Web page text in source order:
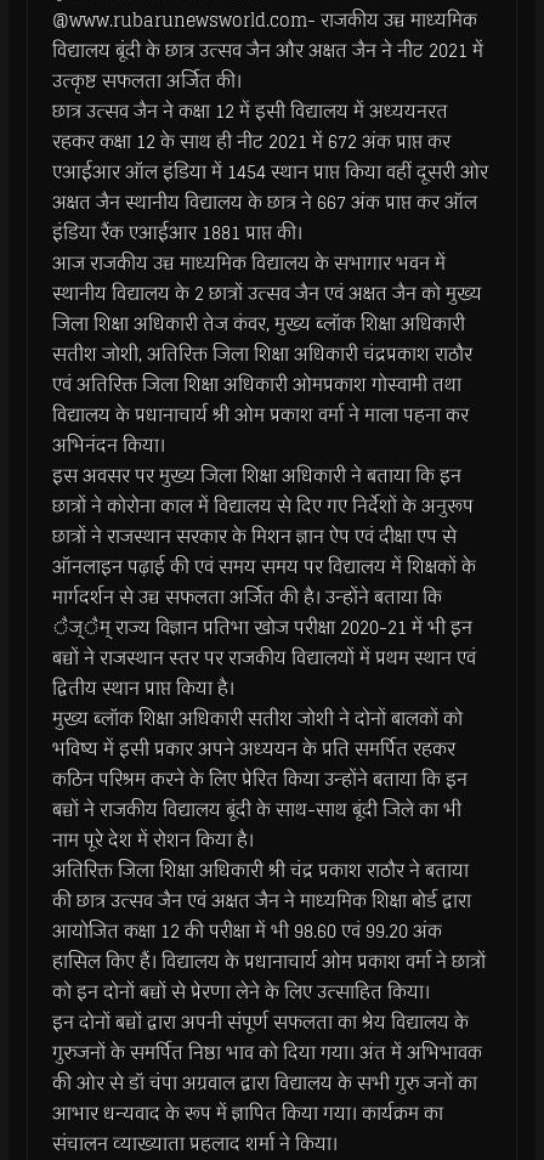
@www.rubarunewsworld.com- राजकीय उच्च माध्यमिक
विद्यालय बूंदी के छात्र उत्सव जैन और अक्षत जैन ने नीट 2021 में
उत्कृष्ट सफलता अर्जित की।
छात्र उत्सव जैन ने कक्षा 12 में इसी विद्यालय में अध्ययनरत
रहकर कक्षा 12 के साथ ही नीट 2021 में 672 अंक प्राप्त कर
एआईआर ऑल इंडिया में 1454 स्थान प्राप्त किया वहीं दूसरी ओर
अक्षत जैन स्थानीय विद्यालय के छात्र ने 667 अंक प्राप्त कर ऑल
इंडिया रैंक एआईआर 1881 प्राप्त की।
आज राजकीय उच्च माध्यमिक विद्यालय के सभागार भवन में
स्थानीय विद्यालय के 2 छात्रों उत्सव जैन एवं अक्षत जैन को मुख्य
जिला शिक्षा अधिकारी तेज कंवर, मुख्य ब्लॉक शिक्षा अधिकारी
सतीश जोशी, अतिरिक्त जिला शिक्षा अधिकारी चंद्रप्रकाश राठौर
एवं अतिरिक्त जिला शिक्षा अधिकारी ओमप्रकाश गोस्वामी तथा
विद्यालय के प्रधानाचार्य श्री ओम प्रकाश वर्मा ने माला पहना कर
अभिनंदन किया।
इस अवसर पर मुख्य जिला शिक्षा अधिकारी ने बताया कि इन
छात्रों ने कोरोना काल में विद्यालय से दिए गए निर्देशों के अनुरूप
छात्रों ने राजस्थान सरकार के मिशन ज्ञान ऐप एवं दीक्षा एप से
ऑनलाइन पढ़ाई की एवं समय समय पर विद्यालय में शिक्षकों के
मार्गदर्शन से उच्च सफलता अर्जित की है। उन्होंने बताया कि
ैज्ैम् राज्य विज्ञान प्रतिभा खोज परीक्षा 2020-21 में भी इन
बच्चों ने राजस्थान स्तर पर राजकीय विद्यालयों में प्रथम स्थान एवं
द्वितीय स्थान प्राप्त किया है।
मुख्य ब्लॉक शिक्षा अधिकारी सतीश जोशी ने दोनों बालकों को
भविष्य में इसी प्रकार अपने अध्ययन के प्रति समर्पित रहकर
कठिन परिश्रम करने के लिए प्रेरित किया उन्होंने बताया कि इन
बच्चों ने राजकीय विद्यालय बूंदी के साथ-साथ बूंदी जिले का भी
नाम पूरे देश में रोशन किया है।
अतिरिक्त जिला शिक्षा अधिकारी श्री चंद्र प्रकाश राठौर ने बताया
की छात्र उत्सव जैन एवं अक्षत जैन ने माध्यमिक शिक्षा बोर्ड द्वारा
आयोजित कक्षा 12 की परीक्षा में भी 98.60 एवं 99.20 अंक
हासिल किए हैं। विद्यालय के प्रधानाचार्य ओम प्रकाश वर्मा ने छात्रों
को इन दोनों बच्चों से प्रेरणा लेने के लिए उत्साहित किया।
इन दोनों बच्चों द्वारा अपनी संपूर्ण सफलता का श्रेय विद्यालय के
गुरुजनों के समर्पित निष्ठा भाव को दिया गया। अंत में अभिभावक
की ओर से डॉ चंपा अग्रवाल द्वारा विद्यालय के सभी गुरु जनों का
आभार धन्यवाद के रूप में ज्ञापित किया गया। कार्यक्रम का
संचालन व्याख्याता प्रहलाद शर्मा ने किया।